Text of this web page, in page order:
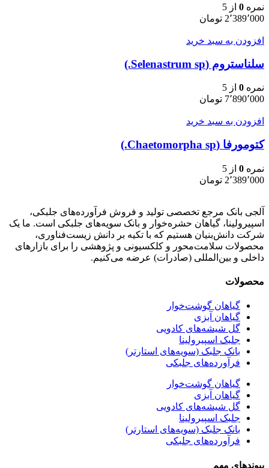
نمره 0 از 5
2٬389٬000 تومان
افزودن به سبد خرید
سلناستروم (Selenastrum sp.)
نمره 0 از 5
7٬890٬000 تومان
افزودن به سبد خرید
کتومورفا (Chaetomorpha sp.)
نمره 0 از 5
2٬389٬000 تومان
آلجی بانک مرجع تخصصی تولید و فروش فرآورده‌های جلبکی،
اسپیرولینا، گیاهان حشره‌خوار و بانک سویه‌های جلبکی است. ما یک
شرکت دانش‌بنیان هستیم که با تکیه بر دانش زیست‌فناوری،
محصولات سلامت‌محور و کلکسیونی و پژوهشی را برای بازارهای
داخلی و بین‌المللی (صادرات) عرضه می‌کنیم.
محصولات
گیاهان گوشت‌خوار
گیاهان آبزی
گل شیشه‌های کادویی
جلبک اسپیرولینا
بانک جلبک (سویه‌های استارتر)
فرآورده‌های جلبکی
گیاهان گوشت‌خوار
گیاهان آبزی
گل شیشه‌های کادویی
جلبک اسپیرولینا
بانک جلبک (سویه‌های استارتر)
فرآورده‌های جلبکی
پیوندهای مهم